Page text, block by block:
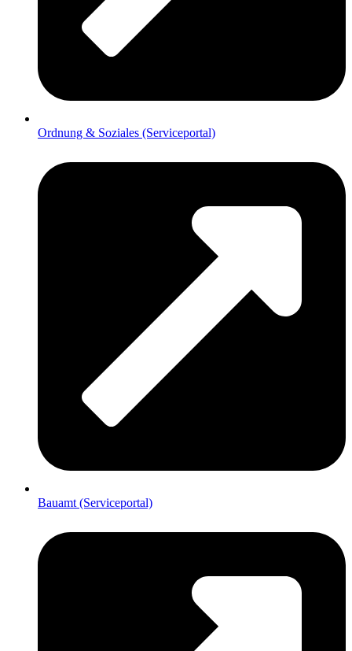
Ordnung & Soziales (Serviceportal)
Bauamt (Serviceportal)